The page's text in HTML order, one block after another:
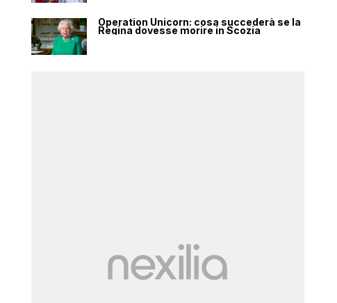
Operation Unicorn: cosa succederà se la
Regina dovesse morire in Scozia